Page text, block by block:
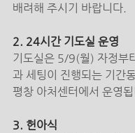
배려해 주시기 바랍니다.
2. 24시간 기도실 운영
기도실은 5/9(월) 자정부
과 세팅이 진행되는 기간
평창 아처센터에서 운영
3. 헌아식